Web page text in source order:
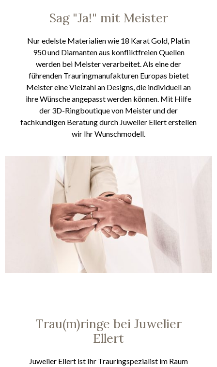
Sag "Ja!" mit Meister
Nur edelste Materialien wie 18 Karat Gold, Platin
950 und Diamanten aus konfliktfreien Quellen
werden bei Meister verarbeitet. Als eine der
führenden Trauringmanufakturen Europas bietet
Meister eine Vielzahl an Designs, die individuell an
ihre Wünsche angepasst werden können. Mit Hilfe
der 3D-Ringboutique von Meister und der
fachkundigen Beratung durch Juwelier Ellert erstellen
wir Ihr Wunschmodell.
Trau(m)ringe bei Juwelier
Ellert
Juwelier Ellert ist Ihr Trauringspezialist im Raum